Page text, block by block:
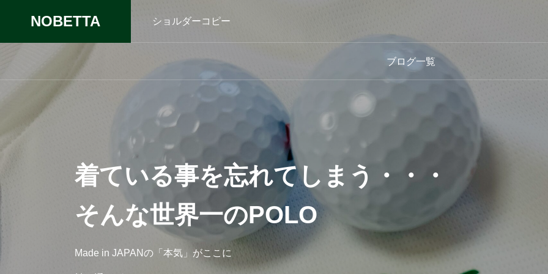
NOBETTA ショルダーコピー
ブログ一覧
着ている事を忘れてしまう・・・
そんな世界一のPOLO
Made in JAPANの「本気」がここに